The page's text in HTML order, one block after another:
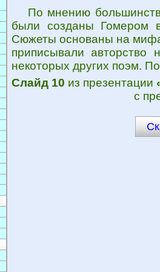
По мнению
были созданы
Сюжеты основаны на
приписывали
некоторых других поэм.
Слайд 10 из презентации
с